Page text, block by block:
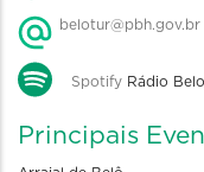
belotur@pbh.gov.br
Spotify Rádio
Principais